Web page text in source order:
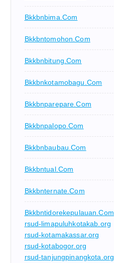
Bkkbnbima.com
Bkkbntomohon.com
Bkkbnbitung.com
Bkkbnkotamobagu.com
Bkkbnparepare.com
Bkkbnpalopo.com
Bkkbnbaubau.com
Bkkbntual.com
Bkkbnternate.com
Bkkbntidorekepulauan.com
rsud-limapuluhkotakab.org
rsud-kotamakassar.org
rsud-kotabogor.org
rsud-tanjungpinangkota.org